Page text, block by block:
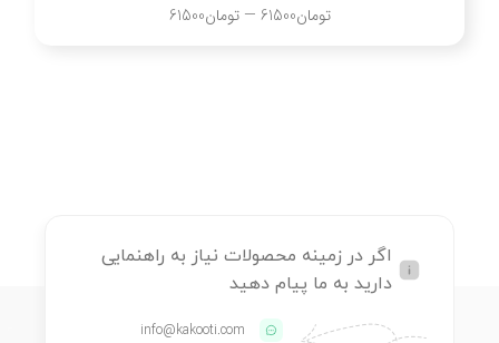
تومان61500
—تومان61500
اگر در زمینه محصولات نیاز به راهنمایی
دارید به ما پیام دهید
info@kakooti.com